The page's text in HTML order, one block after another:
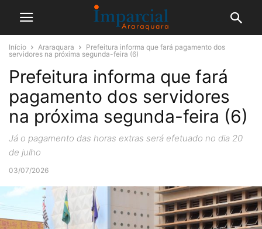
Início Araraquara
Prefeitura informa que fará pagamento dos
servidores na próxima segunda-feira (6)
Prefeitura informa que fará
pagamento dos servidores
na próxima segunda-feira (6)
Já o pagamento das horas extras será efetuado no dia 20
de julho
03/07/2026